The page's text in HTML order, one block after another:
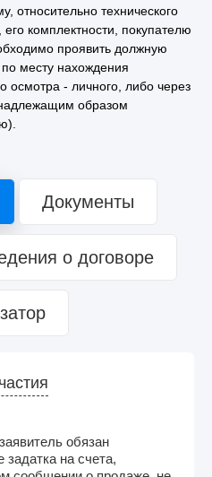
относительно технического
комплектности, покупателю
проявить должную
месту нахождения
осмотра - личного, либо через
образом
Документы
о договоре
обязан
задатка на счета,